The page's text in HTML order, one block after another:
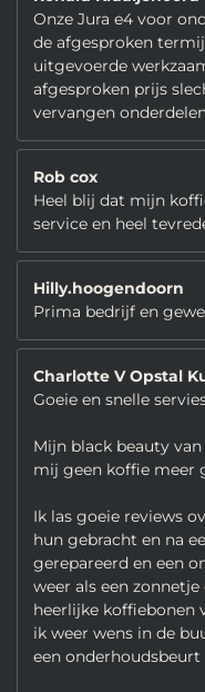
Onze Jura e4 voor
de afgesproken
uitgevoerde
afgesproken prijs
vervangen
Rob cox
Heel blij dat mijn
service en heel
Hilly.hoogendoorn
Prima bedrijf en
Charlotte V Opstal
Goeie en snelle
Mijn black beauty
mij geen koffie meer
Ik las goeie reviews
hun gebracht en na
gerepareerd en een
weer als een
heerlijke koffiebonen
ik weer wens in de
een onderhoudsbeurt